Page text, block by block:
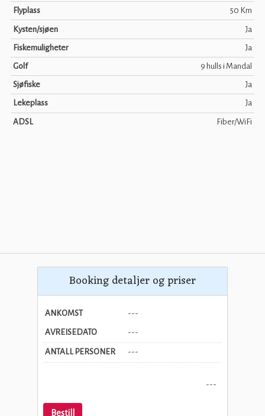
Flyplass 50 Km
Kysten/sjøen Ja
Fiskemuligheter Ja
Golf 9 hulls i Mandal
Sjøfiske Ja
Lekeplass Ja
ADSL Fiber/WiFi
Booking detaljer og priser
ANKOMST ---
AVREISEDATO ---
ANTALL PERSONER ---
---
Bestill